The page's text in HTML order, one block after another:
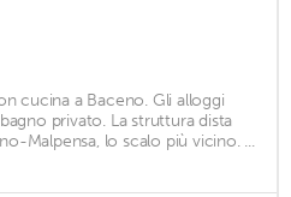
cucina a Baceno. Gli alloggi
privato. La struttura dista
Malpensa, lo scalo più vicino. ...